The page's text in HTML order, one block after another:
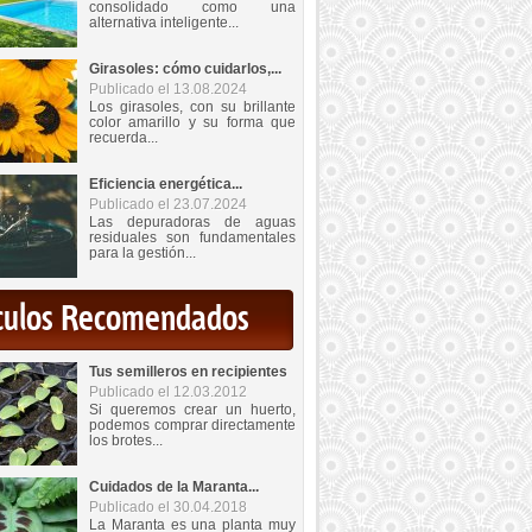
consolidado como una
alternativa inteligente...
Girasoles: cómo cuidarlos,...
Publicado el 13.08.2024
Los girasoles, con su brillante
color amarillo y su forma que
recuerda...
Eficiencia energética...
Publicado el 23.07.2024
Las depuradoras de aguas
residuales son fundamentales
para la gestión...
Recomendados
Tus semilleros en recipientes
Publicado el 12.03.2012
Si queremos crear un huerto,
podemos comprar directamente
los brotes...
Cuidados de la Maranta...
Publicado el 30.04.2018
La Maranta es una planta muy